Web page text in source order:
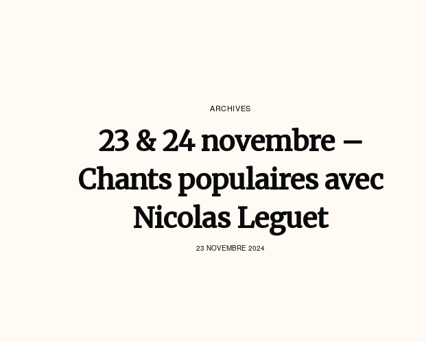
ARCHIVES
23 & 24 novembre –
Chants populaires avec
Nicolas Leguet
23 NOVEMBRE 2024